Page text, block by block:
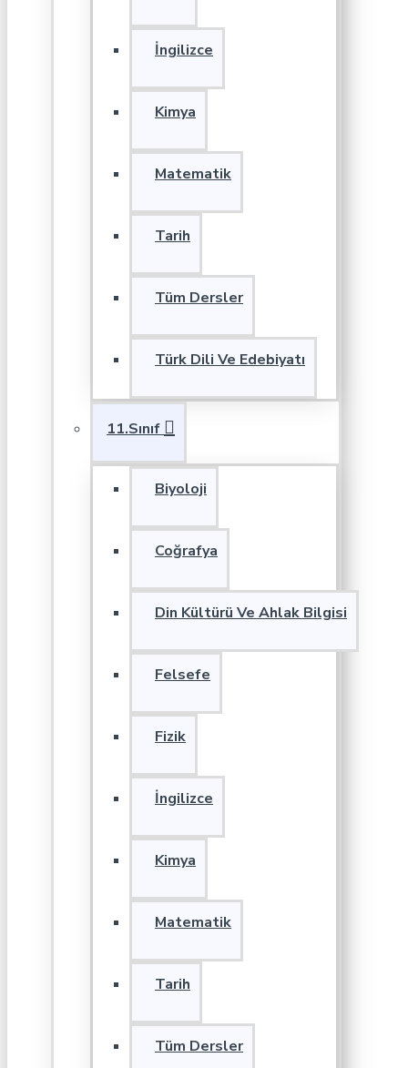
İngilizce
Kimya
Matematik
Tarih
Tüm Dersler
Türk Dili Ve Edebiyatı
11.Sınıf
Biyoloji
Coğrafya
Din Kültürü Ve Ahlak Bilgisi
Felsefe
Fizik
İngilizce
Kimya
Matematik
Tarih
Tüm Dersler